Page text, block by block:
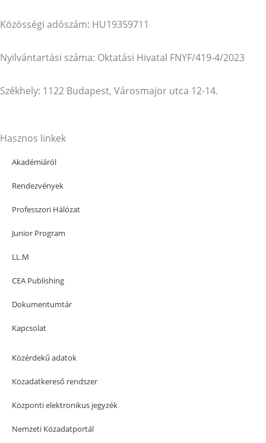
Közösségi adószám: HU19359711
Nyilvántartási száma: Oktatási Hivatal FNYF/419-4/2023
Székhely: 1122 Budapest, Városmajor utca 12-14.
Hasznos linkek
Akadémiáról
Rendezvények
Professzori Hálózat
Junior Program
LL.M
CEA Publishing
Dokumentumtár
Kapcsolat
Közérdekű adatok
Közadatkereső rendszer
Központi elektronikus jegyzék
Nemzeti Közadatportál